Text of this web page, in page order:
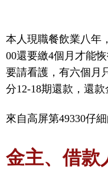
本人現職餐飲業八年
00還要繳4個月才能
要請看護，有六個月
分12-18期還款，還
來自高屏第49330仔
金主、借款